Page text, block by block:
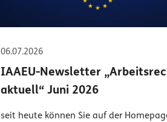
06.07.2026
IAAEU-Newsletter
aktuell“ Juni 2026
seit heute können Sie auf der